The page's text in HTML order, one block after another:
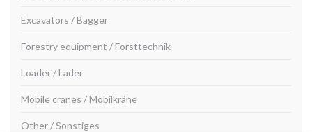
Excavators / Bagger
Forestry equipment / Forsttechnik
Loader / Lader
Mobile cranes / Mobilkräne
Other / Sonstiges